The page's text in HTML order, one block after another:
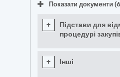
Показати документи
+
Підстави для
процедурі
+ Інші